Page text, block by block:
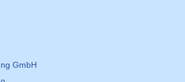
GmbH